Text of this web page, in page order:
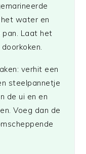
water en
pan. Laat het
verhit een
steelpannetje
de ui en en
Voeg dan de